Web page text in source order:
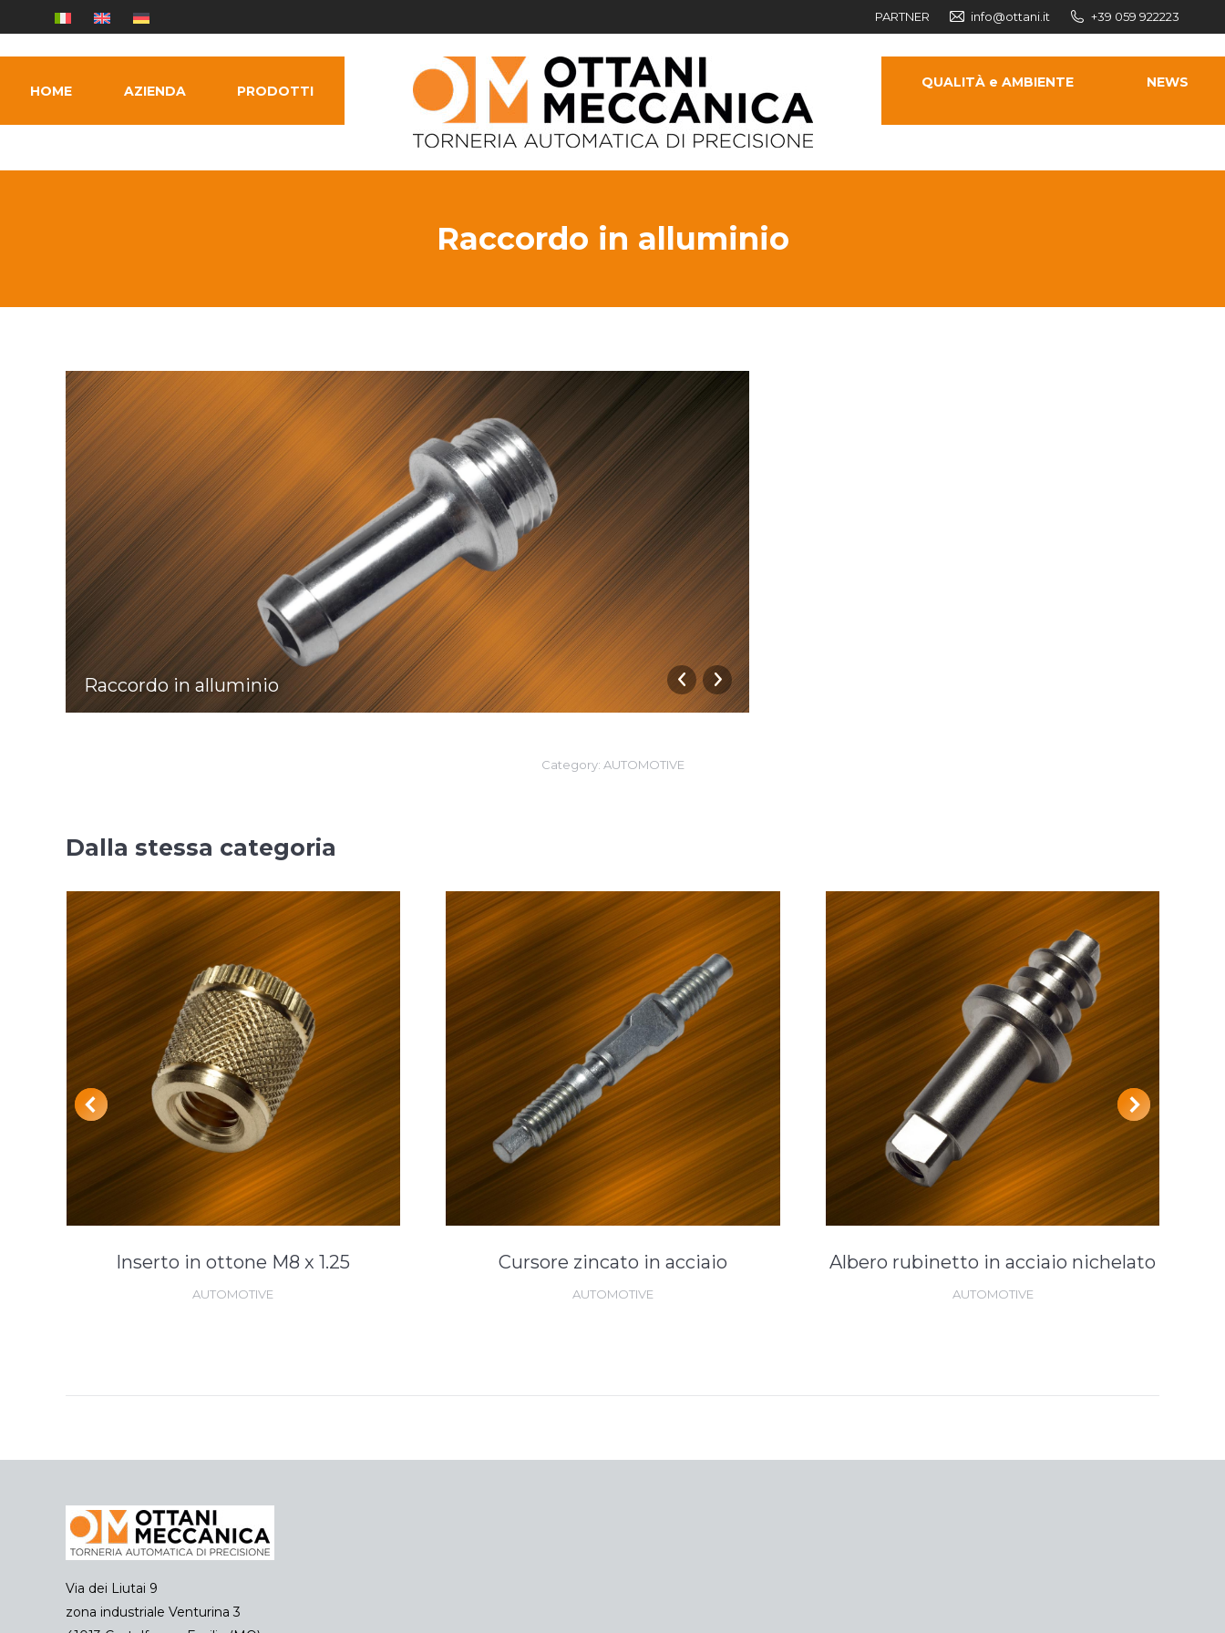
PARTNER info@ottani.it +39 059 922223
HOME AZIENDA PRODOTTI
QUALITÀ e AMBIENTE NEWS
Raccordo in alluminio
Raccordo in alluminio
Category: AUTOMOTIVE
Dalla stessa categoria
Inserto in ottone M8 x 1.25
AUTOMOTIVE
Cursore zincato in acciaio
AUTOMOTIVE
Albero rubinetto in acciaio nichelato
AUTOMOTIVE
Via dei Liutai 9
zona industriale Venturina 3